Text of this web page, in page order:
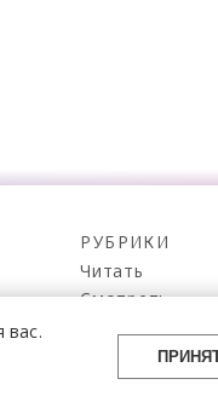
РУБРИКИ
Читать
Смотреть
Работать
вас.